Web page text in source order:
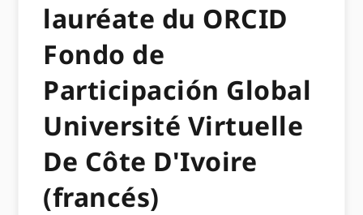
lauréate du ORCID
Fondo de
Participación Global
Université Virtuelle
De Côte D'Ivoire
(francés)